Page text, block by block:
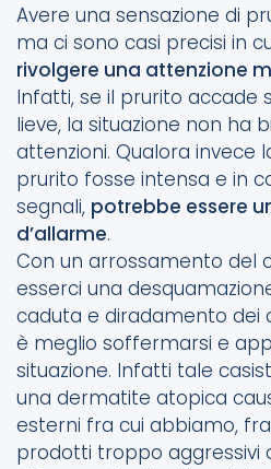
Avere una sensazione di
ma ci sono casi precisi in
rivolgere una attenzione
Infatti, se il prurito accade
lieve, la situazione non ha
attenzioni. Qualora invece
prurito fosse intensa e in
segnali, potrebbe essere
d’allarme.
Con un arrossamento del
esserci una
caduta e diradamento dei
è meglio soffermarsi e
situazione. Infatti tale
una dermatite atopica
esterni fra cui abbiamo,
prodotti troppo aggressivi